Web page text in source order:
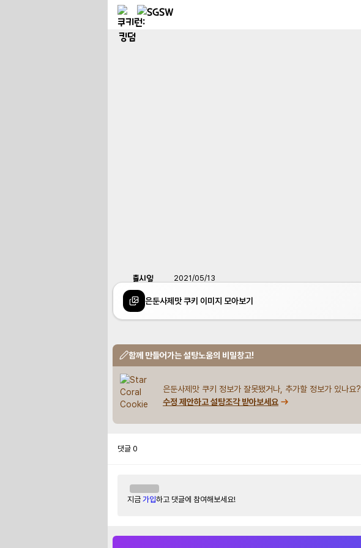
출시일 2021/05/13
은둔사제맛 쿠키 이미지 모아보기
함께 만들어가는 설탕노움의 비밀창고!
은둔사제맛 쿠키 정보가 잘못됐거나, 추가할 정보가 있나요?
수정 제안하고 설탕조각 받아보세요
댓글 0
지금 가입하고 댓글에 참여해보세요!